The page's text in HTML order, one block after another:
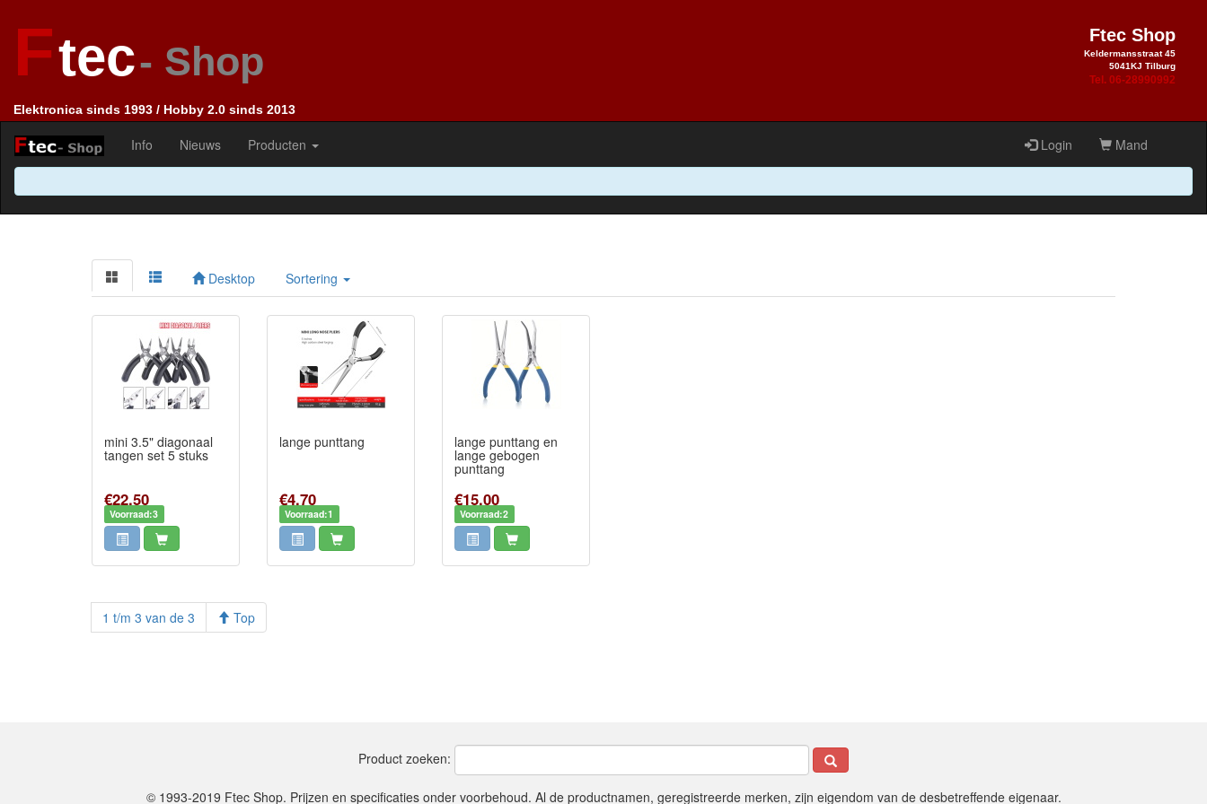
Ftec- Shop
Elektronica sinds 1993 / Hobby 2.0 sinds 2013
Ftec Shop
Keldermansstraat 45
5041KJ Tilburg
Tel. 06-28990992
Info Nieuws Producten Login Mand
Desktop Sortering
mini 3.5" diagonaal
tangen set 5 stuks
€22,50
Voorraad:3
lange punttang
€4,70
Voorraad:1
lange punttang en
lange gebogen
punttang
€15,00
Voorraad:2
1 t/m 3 van de 3 Top
Product zoeken:
© 1993-2019 Ftec Shop. Prijzen en specificaties onder voorbehoud. Al de productnamen, geregistreerde merken, zijn eigendom van de desbetreffende eigenaar.